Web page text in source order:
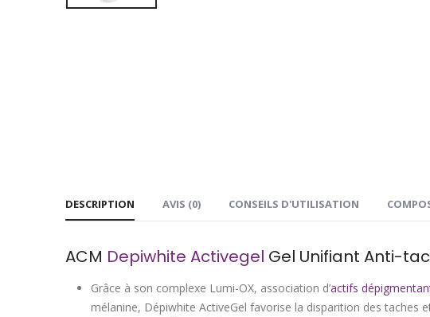
DESCRIPTION AVIS (0) CONSEILS D'UTILISATION
ACM Depiwhite Activegel Gel Unifiant Anti-
Grâce à son complexe Lumi-OX, association d’actifs
mélanine, Dépiwhite ActiveGel favorise la disparition des taches